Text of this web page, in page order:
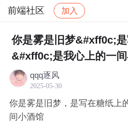
前端社区 加入
社区 前端社区 感慨
你是雾是旧梦&#xff0c;
&#xff0c;是我心上的一
qqq逐风
2025-05-30
你是雾是旧梦，是写在糖纸上
间小酒馆